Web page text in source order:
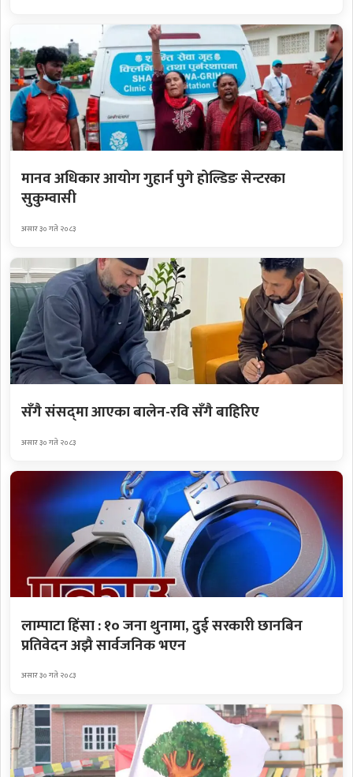
मानव अधिकार आयोग गुहार्न पुगे होल्डिङ सेन्टरका
सुकुम्वासी
असार ३० गते २०८३
सँगै संसद्‌मा आएका बालेन-रवि सँगै बाहिरिए
असार ३० गते २०८३
लाम्पाटा हिंसा : १० जना थुनामा, दुई सरकारी छानबिन
प्रतिवेदन अझै सार्वजनिक भएन
असार ३० गते २०८३